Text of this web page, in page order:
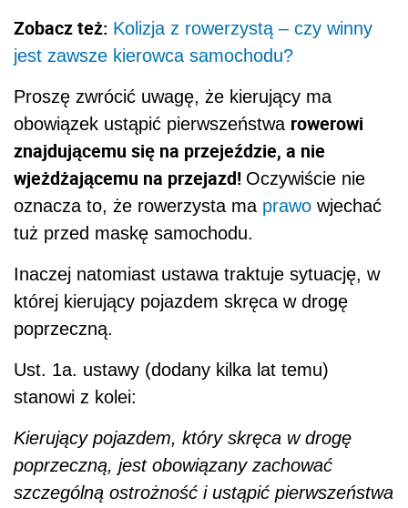
Zobacz też: Kolizja z rowerzystą – czy winny
jest zawsze kierowca samochodu?
Proszę zwrócić uwagę, że kierujący ma
obowiązek ustąpić pierwszeństwa rowerowi
znajdującemu się na przejeździe, a nie
wjeżdżającemu na przejazd! Oczywiście nie
oznacza to, że rowerzysta ma prawo wjechać
tuż przed maskę samochodu.
Inaczej natomiast ustawa traktuje sytuację, w
której kierujący pojazdem skręca w drogę
poprzeczną.
Ust. 1a. ustawy (dodany kilka lat temu)
stanowi z kolei:
Kierujący pojazdem, który skręca w drogę
poprzeczną, jest obowiązany zachować
szczególną ostrożność i ustąpić pierwszeństwa